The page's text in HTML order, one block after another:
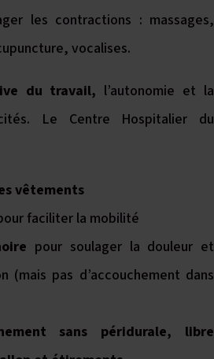
les contractions : massages,
vocalises.
du travail, l’autonomie et la
Le Centre Hospitalier du
vêtements
faciliter la mobilité
pour soulager la douleur et
(mais pas d’accouchement dans
sans péridurale, libre